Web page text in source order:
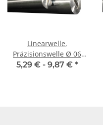
Linearwelle,
Präzisionswelle Ø 06
mm, 500 mm, gehärtet
5,29 € - 9,87 € *